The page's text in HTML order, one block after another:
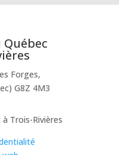
Forges,
G8Z 4M3
Trois-Rivières